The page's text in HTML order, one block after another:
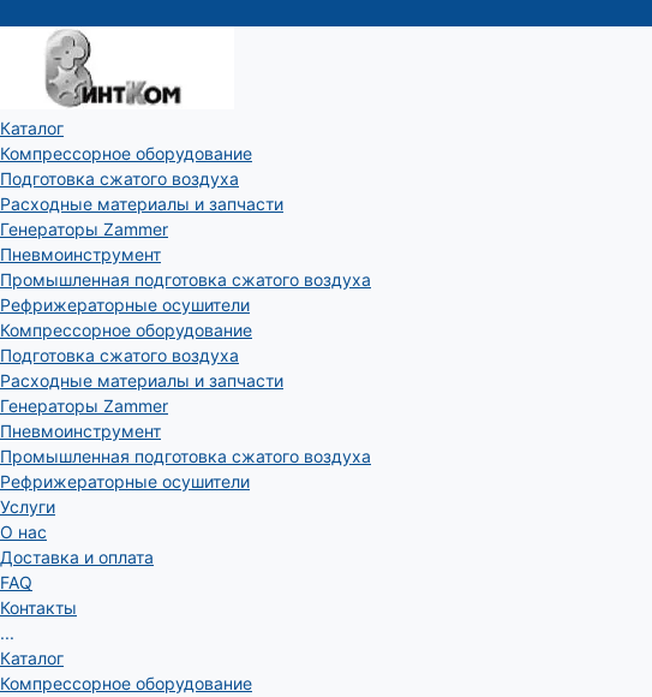
Каталог
Компрессорное оборудование
Подготовка сжатого воздуха
Расходные материалы и запчасти
Генераторы Zammer
Пневмоинструмент
Промышленная подготовка сжатого воздуха
Рефрижераторные осушители
Компрессорное оборудование
Подготовка сжатого воздуха
Расходные материалы и запчасти
Генераторы Zammer
Пневмоинструмент
Промышленная подготовка сжатого воздуха
Рефрижераторные осушители
Услуги
О нас
Доставка и оплата
FAQ
Контакты
...
Каталог
Компрессорное оборудование